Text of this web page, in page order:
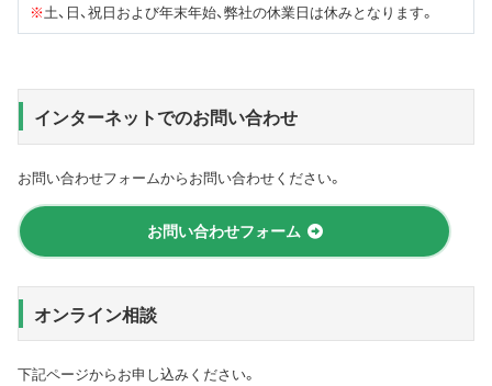
※土、日、祝日および年末年始、弊社の休業日は休みとなります。
インターネットでのお問い合わせ
お問い合わせフォームからお問い合わせください。
お問い合わせフォーム
オンライン相談
下記ページからお申し込みください。